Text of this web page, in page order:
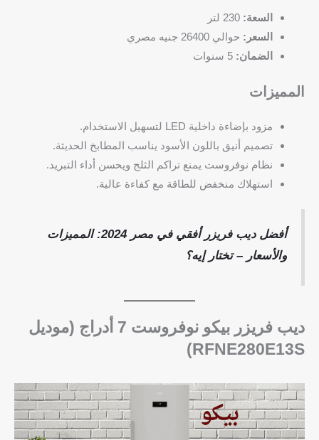
السعة:
السعر: حوالي 26400 جنيه مصري
الضمان:
المميزات
مزود بإضاءة داخلية LED لتسهيل الاستخدام.
تصميم أنيق باللون الأسود يناسب المطابخ الحديثة.
نظام نوفروست يمنع تراكم الثلج ويحسن أداء التبريد.
استهلاك منخفض للطاقة مع كفاءة عالية.
أفضل ديب فريزر أفقي في مصر 2024: المميزات
والأسعار – تختار إيه؟
ديب فريزر بيكو نوفروست 7 أدراج (موديل
RFNE280E13S)